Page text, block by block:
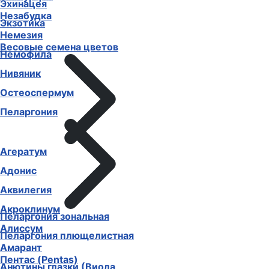
Незабудка
Немезия
Немофила
Нивяник
Остеоспермум
Пеларгония
Пеларгония зональная
Пеларгония плющелистная
Пентас (Pentas)
Эхинацея
Экзотика
Весовые семена цветов
Агератум
Адонис
Аквилегия
Акроклинум
Алиссум
Амарант
Анютины глазки (Виола